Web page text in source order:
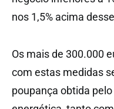
nos 1,5% acima
Os mais de 300.000
com estas medidas
poupança obtida